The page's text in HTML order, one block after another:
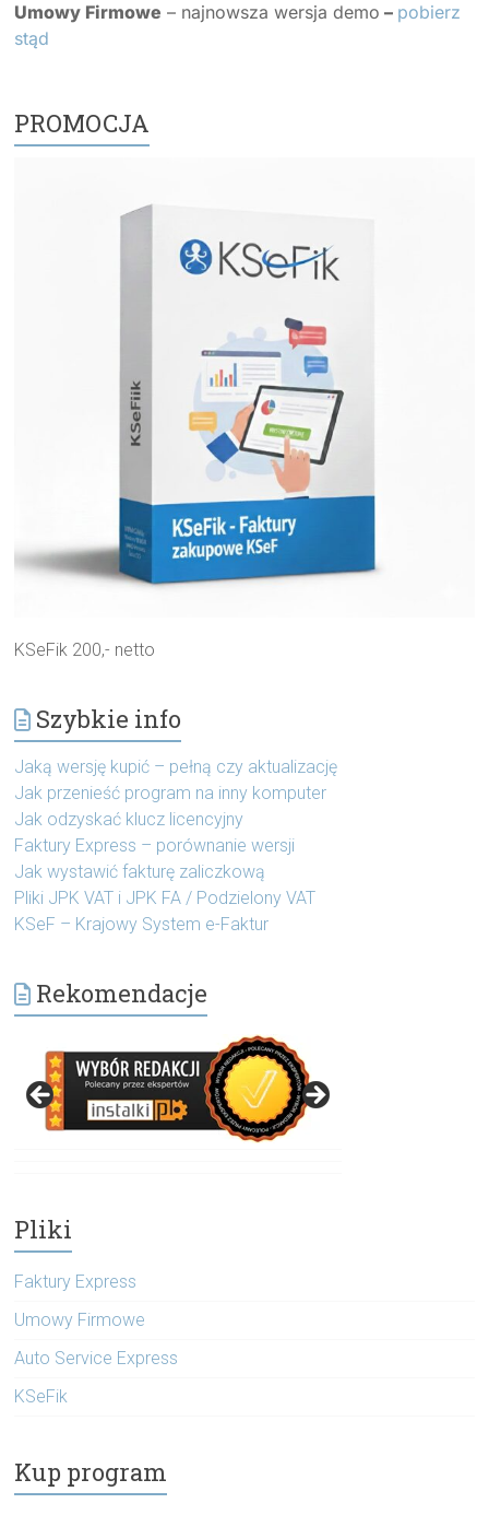
Umowy Firmowe – najnowsza wersja demo – pobierz
stąd
PROMOCJA
KSeFik 200,- netto
Szybkie info
Jaką wersję kupić – pełną czy aktualizację
Jak przenieść program na inny komputer
Jak odzyskać klucz licencyjny
Faktury Express – porównanie wersji
Jak wystawić fakturę zaliczkową
Pliki JPK VAT i JPK FA / Podzielony VAT
KSeF – Krajowy System e-Faktur
Rekomendacje
Pliki
Faktury Express
Umowy Firmowe
Auto Service Express
KSeFik
Kup program